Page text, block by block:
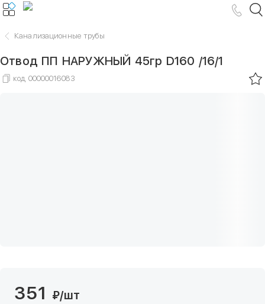
Канализационные трубы
Отвод ПП НАРУЖНЫЙ 45гр D160 /16/1
код 00000016083
351 ₽/шт